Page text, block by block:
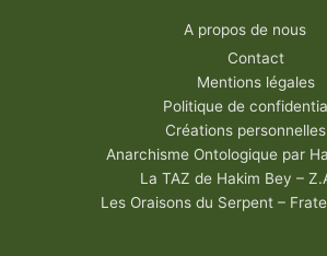
A propos de nous
Contact
Mentions légales
Politique de
Créations personnelles
Anarchisme Ontologique par
La TAZ de Hakim Bey –
Les Oraisons du Serpent –